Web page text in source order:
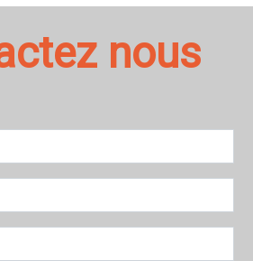
nous